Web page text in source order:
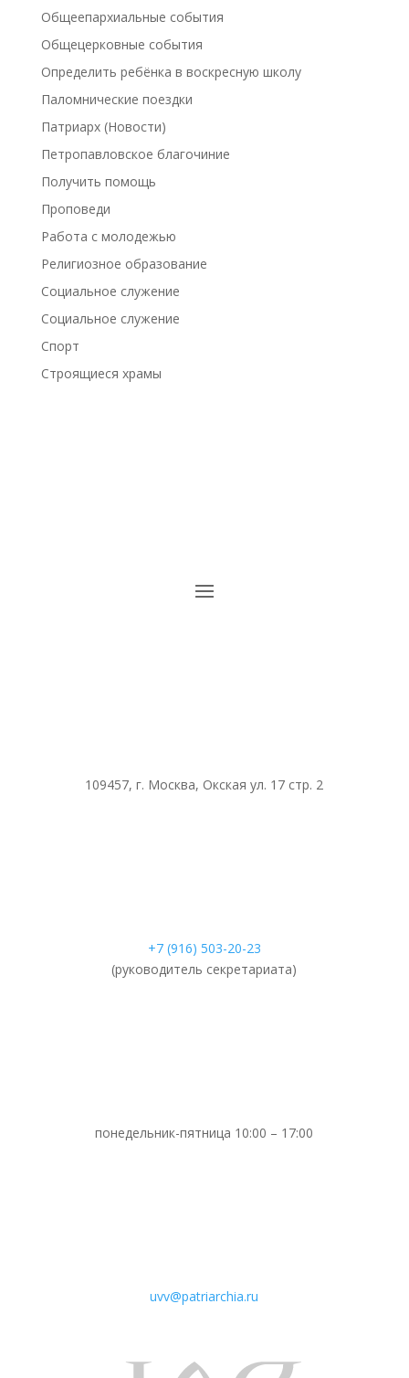
Общеепархиальные события
Общецерковные события
Определить ребёнка в воскресную школу
Паломнические поездки
Патриарх (Новости)
Петропавловское благочиние
Получить помощь
Проповеди
Работа с молодежью
Религиозное образование
Социальное служение
Социальное служение
Спорт
Строящиеся храмы
109457, г. Москва, Окская ул. 17 стр. 2
+7 (916) 503-20-23
(руководитель секретариата)
понедельник-пятница 10:00 – 17:00
uvv@patriarchia.ru